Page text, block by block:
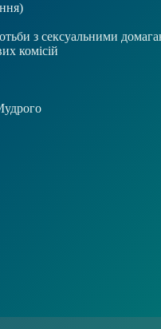
з сексуальними
комісій